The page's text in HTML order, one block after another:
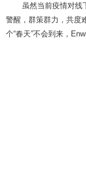
虽然当前疫情对线下
警醒，群策群力，共度
个“春天”不会到来，